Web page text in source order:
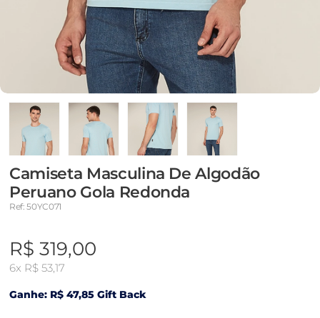
Camiseta Masculina De Algodão
Peruano Gola Redonda
Ref: 50YC071
R$ 319,00
6x R$ 53,17
Ganhe: R$ 47,85 Gift Back